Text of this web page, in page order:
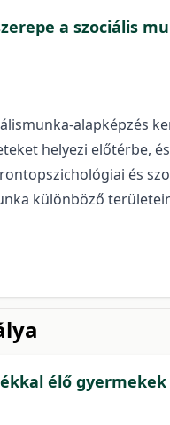
a szociális
alapképzés
helyezi előtérbe,
és
különböző
élő